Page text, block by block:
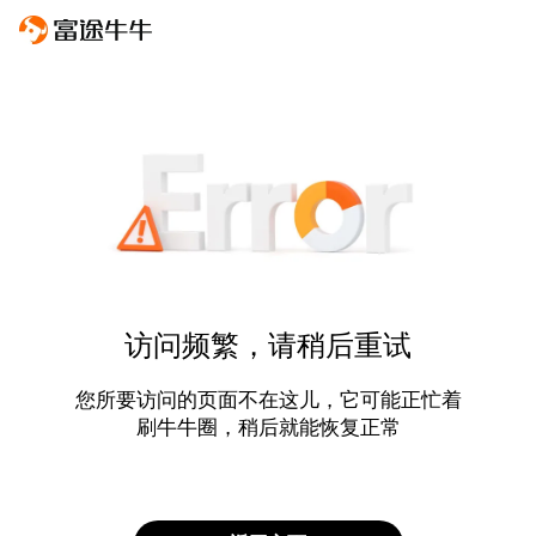
访问频繁，请稍后重试
您所要访问的页面不在这儿，它可能正忙着
刷牛牛圈，稍后就能恢复正常